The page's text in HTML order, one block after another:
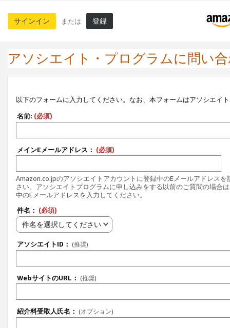
サインイン または 登録
アソシエイト・プログラムに問い
以下のフォームに入力してください。なお、本フォームはアソシエイ
名前: (必須)
メインEメールアドレス： (必須)
Amazon.co.jpのアソシエイトアカウントに登録中のEメールアドレスを
さい。アソシエイトプログラムに申し込みをする以前のご質問の場合
中のEメールアドレスを入力してください。
件名： (必須)
件名を選択してください
アソシエイトID： (推奨)
WebサイトのURL： (推奨)
紹介料受取人氏名： (オプション)